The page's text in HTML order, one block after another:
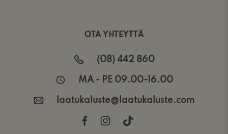
OTA YHTEYTTÄ
(08) 442 860
MA - PE 09.00-16.00
laatukaluste@laatukaluste.com